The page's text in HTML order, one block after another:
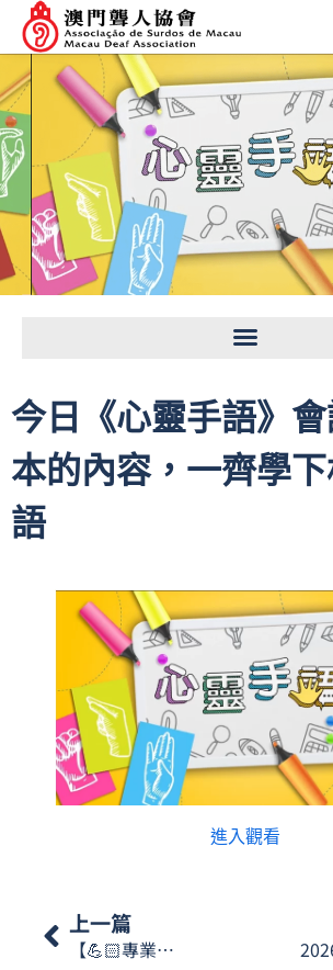
今日《心靈手語》
本的內容，一齊學
語
進入觀看
上一篇
【💪🏻專業督導，精進治療🦾】